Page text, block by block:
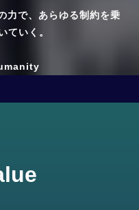
力で、あらゆる制約を乗
ていく。